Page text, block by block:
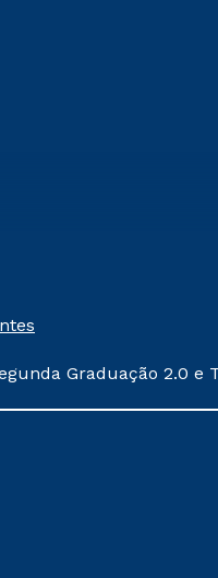
Graduação 2.0 e